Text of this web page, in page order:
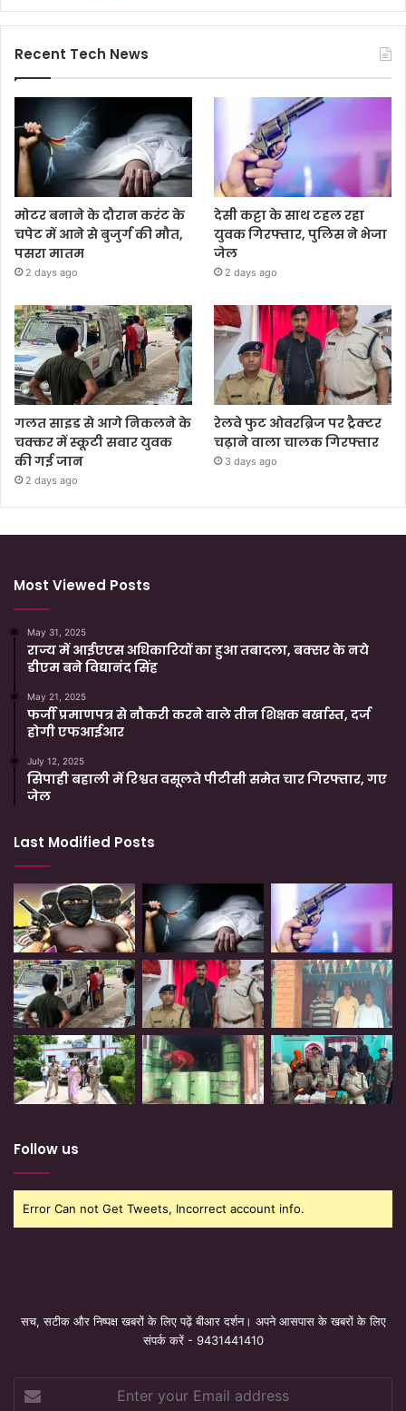
Recent Tech News
मोटर बनाने के दौरान करंट के
चपेट में आने से बुजुर्ग की मौत,
पसरा मातम
2 days ago
देसी कट्टा के साथ टहल रहा
युवक गिरफ्तार, पुलिस ने भेजा
जेल
2 days ago
गलत साइड से आगे निकलने के
चक्कर में स्कूटी सवार युवक
की गई जान
2 days ago
रेलवे फुट ओवरब्रिज पर ट्रैक्टर
चढ़ाने वाला चालक गिरफ्तार
3 days ago
Most Viewed Posts
May 31, 2025
राज्य में आईएएस अधिकारियों का हुआ तबादला, बक्सर के नये
डीएम बने विद्यानंद सिंह
May 21, 2025
फर्जी प्रमाणपत्र से नौकरी करने वाले तीन शिक्षक बर्खास्त, दर्ज
होगी एफआईआर
July 12, 2025
सिपाही बहाली में रिश्वत वसूलते पीटीसी समेत चार गिरफ्तार, गए
जेल
Last Modified Posts
Follow us
Error Can not Get Tweets, Incorrect account info.
सच, सटीक और निष्पक्ष खबरों के लिए पढ़ें बीआर दर्शन। अपने आसपास के खबरों के लिए
संपर्क करें - 9431441410
your